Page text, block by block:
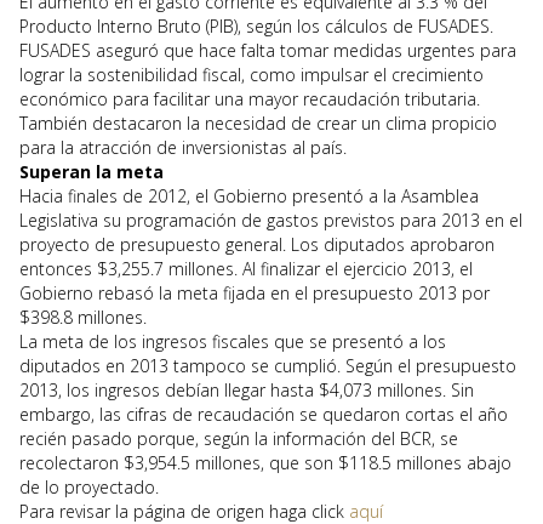
Producto Interno Bruto (PIB), según los cálculos de FUSADES.
FUSADES aseguró que hace falta tomar medidas urgentes para
lograr la sostenibilidad fiscal, como impulsar el crecimiento
económico para facilitar una mayor recaudación tributaria.
También destacaron la necesidad de crear un clima propicio
para la atracción de inversionistas al país.
Superan la meta
Hacia finales de 2012, el Gobierno presentó a la Asamblea
Legislativa su programación de gastos previstos para 2013 en el
proyecto de presupuesto general. Los diputados aprobaron
entonces $3,255.7 millones. Al finalizar el ejercicio 2013, el
Gobierno rebasó la meta fijada en el presupuesto 2013 por
$398.8 millones.
La meta de los ingresos fiscales que se presentó a los
diputados en 2013 tampoco se cumplió. Según el presupuesto
2013, los ingresos debían llegar hasta $4,073 millones. Sin
embargo, las cifras de recaudación se quedaron cortas el año
recién pasado porque, según la información del BCR, se
recolectaron $3,954.5 millones, que son $118.5 millones abajo
de lo proyectado.
Para revisar la página de origen haga click aquí